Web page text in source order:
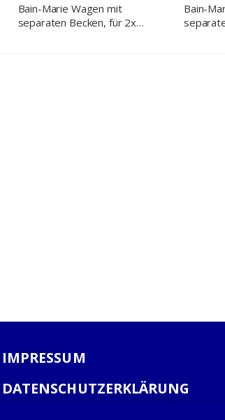
Bain-Marie Wagen mit
separaten Becken, für 2x
Bain-
IMPRESSUM
DATENSCHUTZERKLÄRUNG